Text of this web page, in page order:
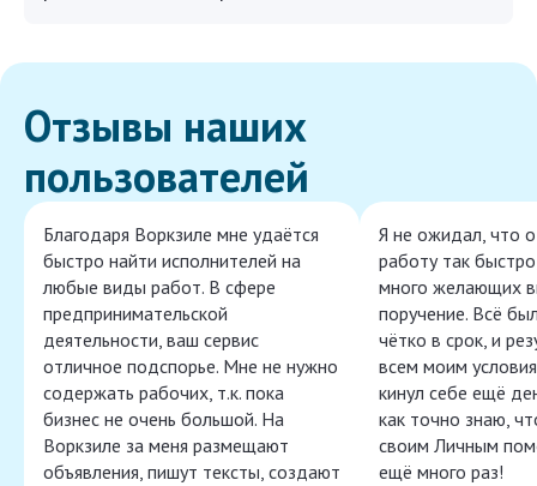
Отзывы наших
пользователей
Благодаря Воркзиле мне удаётся
быстро найти исполнителей на
любые виды работ. В сфере
предпринимательской
деятельности, ваш сервис
отличное подспорье. Мне не нужно
содержать рабочих, т.к. пока
бизнес не очень большой. На
Воркзиле за меня размещают
объявления, пишут тексты, создают
Я не ожидал, что
работу так
много желающих
поручение. Всё
чётко в срок, и
всем моим
кинул себе ещё
как точно знаю,
своим Личным
ещё много раз!